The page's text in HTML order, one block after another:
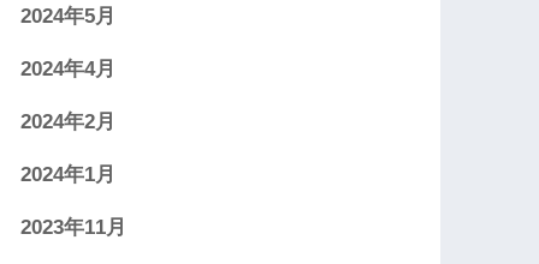
2024年5月
2024年4月
2024年2月
2024年1月
2023年11月